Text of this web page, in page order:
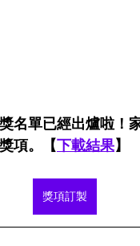
名單已經出爐啦！
項。【下載結果】
獎項訂製